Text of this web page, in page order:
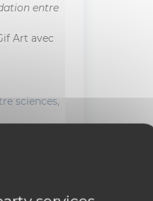
entre
Art avec
sciences,